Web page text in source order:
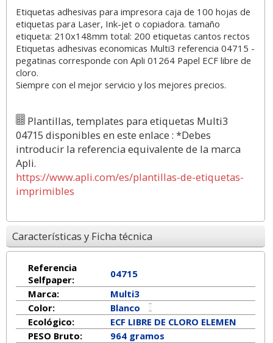
Etiquetas adhesivas para impresora caja de 100 hojas de
etiquetas para Laser, Ink-jet o copiadora. tamaño
etiqueta: 210x148mm total: 200 etiquetas cantos rectos
Etiquetas adhesivas economicas Multi3 referencia 04715 -
pegatinas corresponde con Apli 01264 Papel ECF libre de
cloro.
Siempre con el mejor servicio y los mejores precios.
Plantillas, templates para etiquetas Multi3
04715 disponibles en este enlace : *Debes
introducir la referencia equivalente de la marca
Apli.
https://www.apli.com/es/plantillas-de-etiquetas-
imprimibles
Características y Ficha técnica
Referencia
Selfpaper:
04715
Marca:
Multi3
Color:
Blanco
Ecológico:
ECF LIBRE DE CLORO ELEMEN
PESO Bruto:
964 gramos